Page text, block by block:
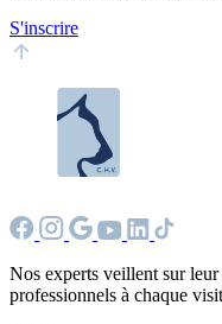
S'inscrire
Nos experts veillent sur leur
professionnels à chaque